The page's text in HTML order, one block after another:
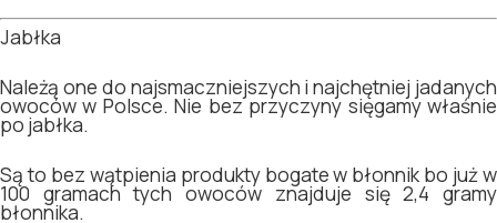
Jabłka
Należą one do najsmaczniejszych i najchętniej jadanych
owoców w Polsce. Nie bez przyczyny sięgamy właśnie
po jabłka.
Są to bez wątpienia produkty bogate w błonnik bo już w
100 gramach tych owoców znajduje się 2,4 gramy
błonnika.